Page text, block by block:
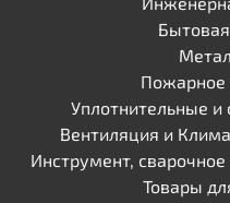
Пожарное
Уплотнительные
Вентиляция и
Инструмент,
Товары